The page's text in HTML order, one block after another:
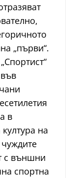
„първи“.
в
на
с външни
спортна